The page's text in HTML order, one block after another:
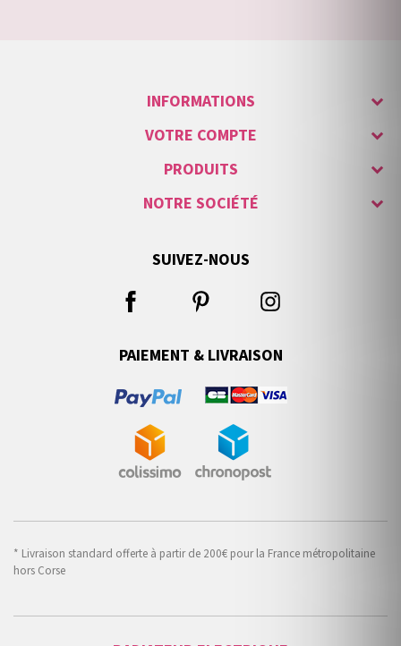
INFORMATIONS
VOTRE COMPTE
PRODUITS
NOTRE SOCIÉTÉ
SUIVEZ-NOUS
PAIEMENT & LIVRAISON
* Livraison standard offerte à partir de 200€ pour la France métropolitaine
hors Corse